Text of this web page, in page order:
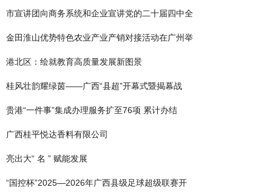
市宣讲团向商务系统和企业宣讲党的二十届四中全
金田淮山优势特色农业产业产销对接活动在广州举
港北区：绘就教育高质量发展新图景
桂风壮韵耀绿茵——广西“县超”开幕式暨揭幕战
贵港“一件事”集成办理服务扩至76项 累计办结
​广西桂平悦达香料有限公司
亮出大“ 名 ” 赋能发展
“国控杯”2025—2026年广西县级足球超级联赛开